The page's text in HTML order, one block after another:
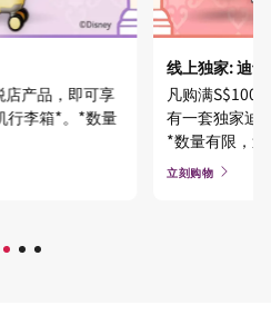
店产品，即可享
行李箱*。*数量
线上独家: 迪
凡购满S$100
有一套独家迪
*数量有限，
立刻购物